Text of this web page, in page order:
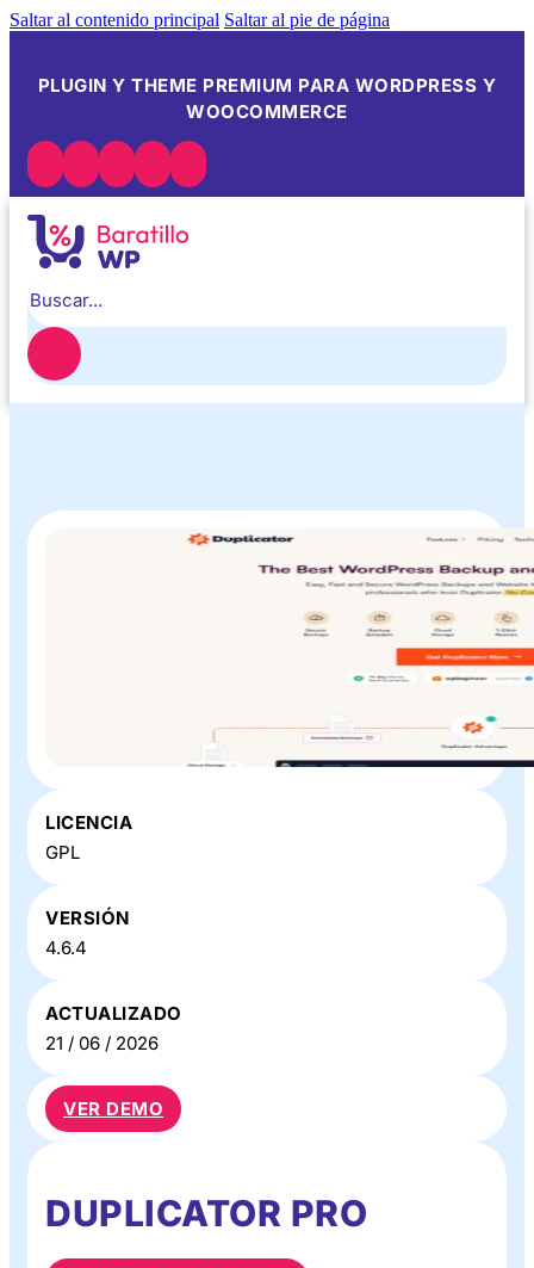
Saltar al contenido principal Saltar al pie de página
PLUGIN Y THEME PREMIUM PARA WORDPRESS Y
WOOCOMMERCE
LICENCIA
GPL
VERSIÓN
4.6.4
ACTUALIZADO
21 / 06 / 2026
VER DEMO
DUPLICATOR PRO